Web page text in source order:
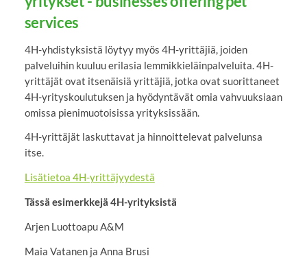
services
4H-yhdistyksistä löytyy myös 4H-yrittäjiä, joiden
palveluihin kuuluu erilasia lemmikkieläinpalveluita. 4H-
yrittäjät ovat itsenäisiä yrittäjiä, jotka ovat suorittaneet
4H-yrityskoulutuksen ja hyödyntävät omia vahvuuksiaan
omissa pienimuotoisissa yrityksissään.
4H-yrittäjät laskuttavat ja hinnoittelevat palvelunsa
itse.
Lisätietoa 4H-yrittäjyydestä
Tässä esimerkkejä 4H-yrityksistä
Arjen Luottoapu A&M
Maia Vatanen ja Anna Brusi